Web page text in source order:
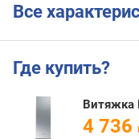
Все
Где купить?
Витяжка
4 736